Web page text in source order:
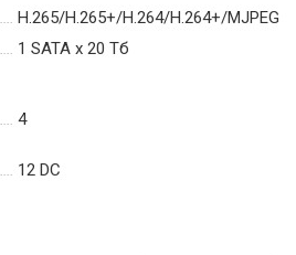
H.265/H.265+/H.264/H.264+/MJPEG
1 SATA х 20 Тб
4
12 DC